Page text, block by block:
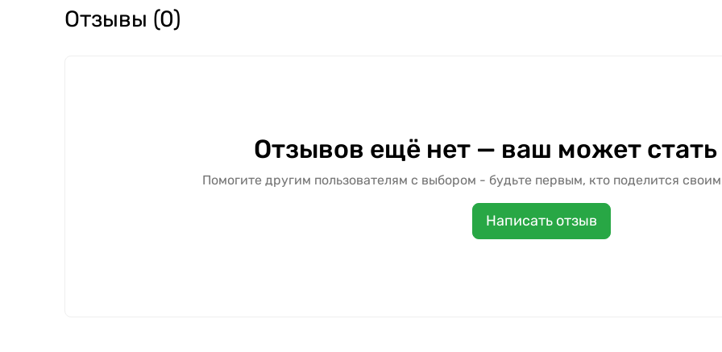
Отзывы (0)
Отзывов ещё нет — ваш может
Помогите другим пользователям с выбором - будьте первым, кто поделится
Написать отзыв